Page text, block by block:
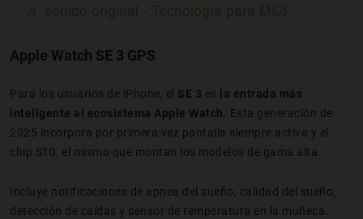
♬ sonido original - Tecnología para Mi☑️
Apple Watch SE 3 GPS
Para los usuarios de iPhone, el SE 3 es
la entrada más
inteligente al ecosistema Apple Watch. Esta generación de
2025 incorpora por primera vez pantalla siempre activa y el
chip S10, el mismo que montan los modelos de gama alta.
Incluye notificaciones de apnea del sueño, calidad del sueño,
detección de caídas y sensor de temperatura en la muñeca.